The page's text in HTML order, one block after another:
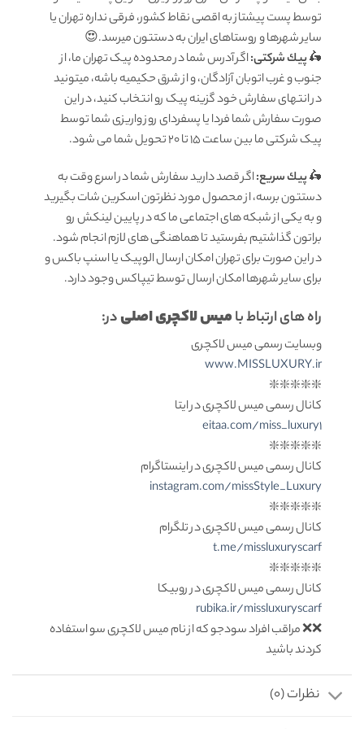
توسط پست پیشتاز به اقصی نقاط کشور، فرقی نداره تهران یا
سایر شهرها و روستاهای ایران به دستتون میرسد.😍
🛵پيك شرکتی:اگر آدرس شما در محدوده پیک تهران ما، از
جنوب و غرب اتوبان آزادگان، و از شرق حکیمیه باشه، میتونید
در انتهای سفارش خود گزینه پیک رو انتخاب کنید، در این
صورت سفارش شما فردا یا پسفردای روز واريزى شما توسط
پیک شرکتی ما بين ساعت ۱۵ تا ٢٠ تحويل شما مى شود.
🛵پيك سریع:اگر قصد دارید سفارش شما در اسرع وقت به
دستتون برسه، از محصول مورد نظرتون اسکرین شات بگیرید
و به یکی از شبکه های اجتماعی ما که در پایین لینکش رو
براتون گذاشتیم بفرستید تا هماهنگی های لازم انجام شود.
در این صورت برای تهران امکان ارسال الوپیک یا اسنپ باکس و
برای سایر شهرها امکان ارسال توسط تیپاکس وجود دارد.
راه های ارتباط بامیس لاکچری اصلیدر:
وبسایت رسمی میس لاکچری
www.MISSLUXURY.ir
❇️❇️❇️❇️❇️
کانال رسمی میس لاکچری در ایتا
eitaa.com/miss_luxury1
❇️❇️❇️❇️❇️
کانال رسمی میس لاکچری در اینستاگرام
instagram.com/missStyle_Luxury
❇️❇️❇️❇️❇️
کانال رسمی میس لاکچری در تلگرام
t.me/missluxuryscarf
❇️❇️❇️❇️❇️
کانال رسمی میس لاکچری در روبیکا
rubika.ir/missluxuryscarf
❌❌ مراقب افراد سودجو که از نام میس لاکچری سو استفاده
کردند باشید
نظرات (0)